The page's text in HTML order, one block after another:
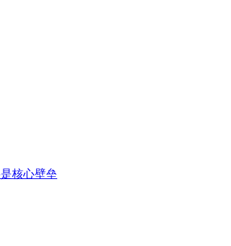
核心壁垒